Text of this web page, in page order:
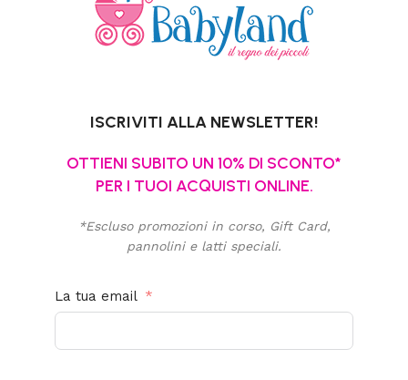
ISCRIVITI ALLA NEWSLETTER!
OTTIENI SUBITO UN 10% DI SCONTO*
PER I TUOI ACQUISTI ONLINE.
*Escluso promozioni in corso, Gift Card,
pannolini e latti speciali.
La tua email